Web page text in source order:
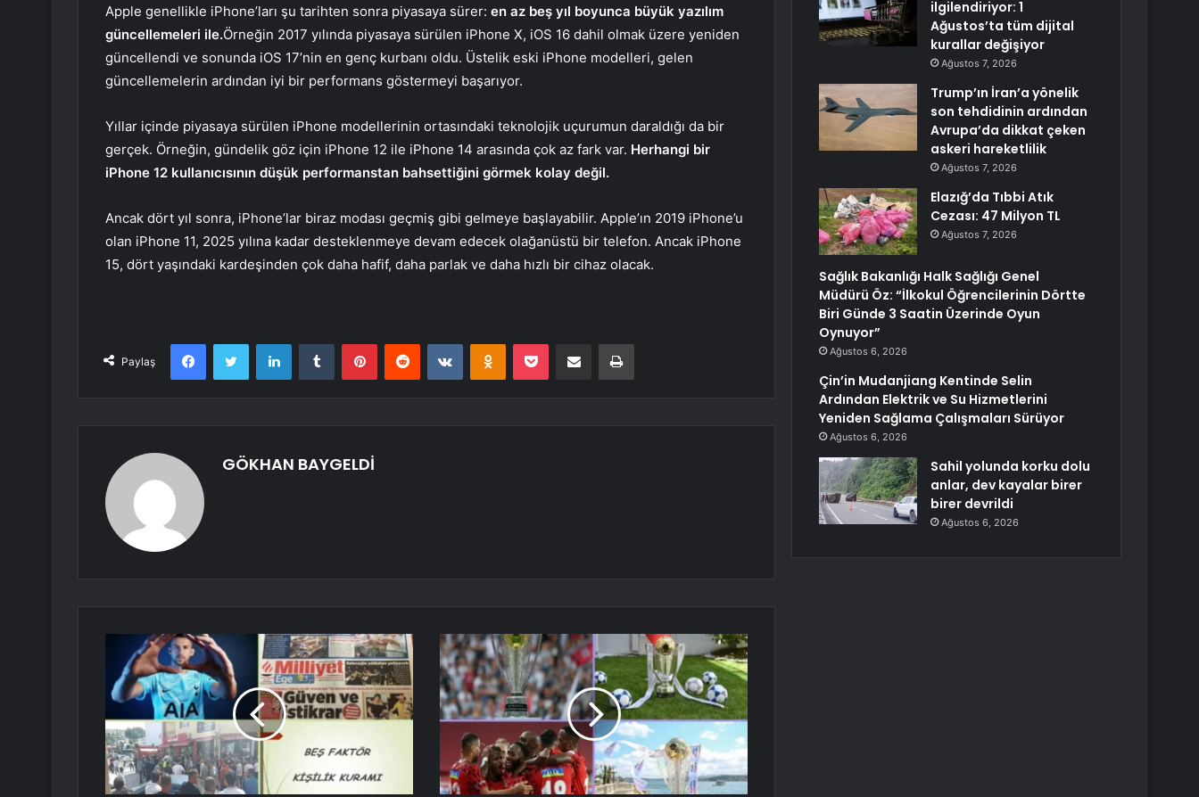
Apple genellikle iPhone’ları şu tarihten sonra piyasaya sürer: en az beş yıl boyunca büyük yazılım
güncellemeleri ile.Örneğin 2017 yılında piyasaya sürülen iPhone X, iOS 16 dahil olmak üzere yeniden
güncellendi ve sonunda iOS 17’nin en genç kurbanı oldu. Üstelik eski iPhone modelleri, gelen
güncellemelerin ardından iyi bir performans göstermeyi başarıyor.
Yıllar içinde piyasaya sürülen iPhone modellerinin ortasındaki teknolojik uçurumun daraldığı da bir
gerçek. Örneğin, gündelik göz için iPhone 12 ile iPhone 14 arasında çok az fark var. Herhangi bir
iPhone 12 kullanıcısının düşük performanstan bahsettiğini görmek kolay değil.
Ancak dört yıl sonra, iPhone’lar biraz modası geçmiş gibi gelmeye başlayabilir. Apple’ın 2019 iPhone’u
olan iPhone 11, 2025 yılına kadar desteklenmeye devam edecek olağanüstü bir telefon. Ancak iPhone
15, dört yaşındaki kardeşinden çok daha hafif, daha parlak ve daha hızlı bir cihaz olacak.
Paylaş
FacebookTwitter LinkedInTumblr PinterestReddit VKontakteOdnoklassniki
Pocket E-Posta ile paylaş Yazdır
GÖKHAN BAYGELDİ
ilgilendiriyor: 1
Ağustos’ta tüm dijital
kurallar değişiyor
Ağustos 7, 2026
Trump’ın İran’a yönelik
son tehdidinin ardından
Avrupa’da dikkat çeken
askeri hareketlilik
Ağustos 7, 2026
Elazığ’da Tıbbi Atık
Cezası: 47 Milyon TL
Ağustos 7, 2026
Sağlık Bakanlığı Halk Sağlığı Genel
Müdürü Öz: “İlkokul Öğrencilerinin Dörtte
Biri Günde 3 Saatin Üzerinde Oyun
Oynuyor”
Ağustos 6, 2026
Çin’in Mudanjiang Kentinde Selin
Ardından Elektrik ve Su Hizmetlerini
Yeniden Sağlama Çalışmaları Sürüyor
Ağustos 6, 2026
Sahil yolunda korku dolu
anlar, dev kayalar birer
birer devrildi
Ağustos 6, 2026